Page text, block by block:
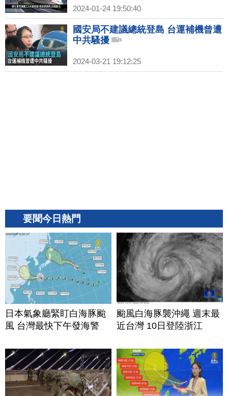
2024-01-24 19:50:40
國安局不建議總統登島 台運補機曾遭
中共騷擾
2024-03-21 19:12:25
要聞今日熱門
日本氣象廳緊盯白海豚颱
風 台灣最快下午發海警
颱風白海豚襲沖繩 週末最
近台灣 10日登陸浙江